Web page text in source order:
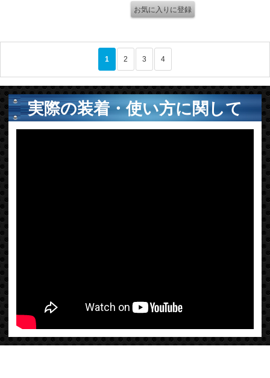
1 2 3 4
実際の装着・使い方に関して